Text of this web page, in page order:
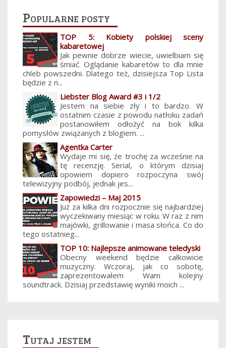
Popularne posty
TOP 5: Kobiety polskiej sceny
kabaretowej
Jak pewnie dobrze wiecie, uwielbiam się
śmiać. Oglądanie kabaretów to dla mnie
chleb powszedni. Dlatego też, dzisiejsza Top Lista
będzie z n...
Liebster Blog Award #3 i 1/2
Jestem na siebie zły i to bardzo. W
ostatnim czasie z powodu natłoku zadań
postanowiłem odłożyć na bok kilka
pomysłów związanych z blogiem. ...
Agentka Carter
Wydaje mi się, że trochę za wcześnie na
tę recenzję. Serial, o którym dzisiaj
opowiem dopiero rozpoczyna swój
telewizyjny podbój, jednak jes...
Zapowiedzi – Maj 2015
Już za kilka dni rozpocznie się najbardziej
wyczekiwany miesiąc w roku. W raz z nim
majówki, grillowanie i masa słońca. Co do
tego ostatnieg...
TOP 10: Najlepsze animowane teledyski
Obecny weekend będzie całkowicie
muzyczny. Wczoraj, jak co sobotę,
zaprezentowałem Wam kolejny
soundtrack. Dzisiaj przedstawię wyniki moich ...
Tutaj jestem